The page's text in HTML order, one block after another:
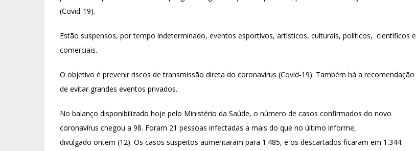
(Covid-19).
Estão suspensos, por tempo indeterminado, eventos esportivos, artísticos, culturais, políticos, científicos e
comerciais.
O objetivo é prevenir riscos de transmissão direta do coronavírus (Covid-19). Também há a recomendação
de evitar grandes eventos privados.
No balanço disponibilizado hoje pelo Ministério da Saúde, o número de casos confirmados do novo
coronavírus chegou a 98. Foram 21 pessoas infectadas a mais do que no último informe,
divulgado ontem (12). Os casos suspeitos aumentaram para 1.485, e os descartados ficaram em 1.344.